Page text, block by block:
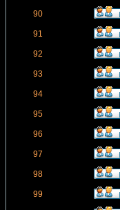
90
91
92
93
94
95
96
97
98
99